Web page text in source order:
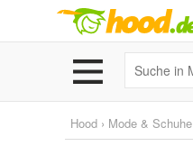
Hood › Mode & Schuhe